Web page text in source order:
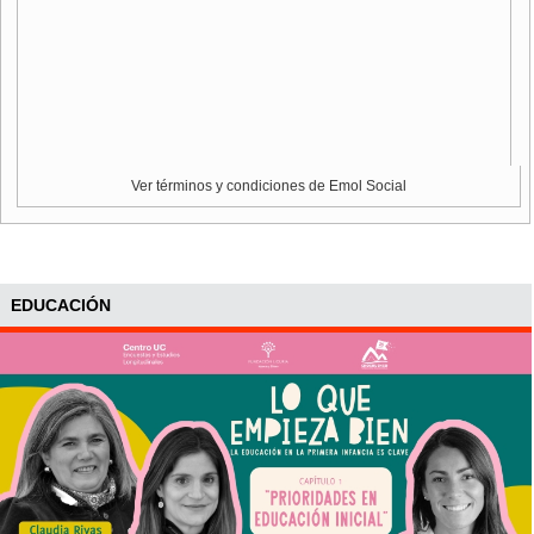
Ver términos y condiciones de Emol Social
EDUCACIÓN